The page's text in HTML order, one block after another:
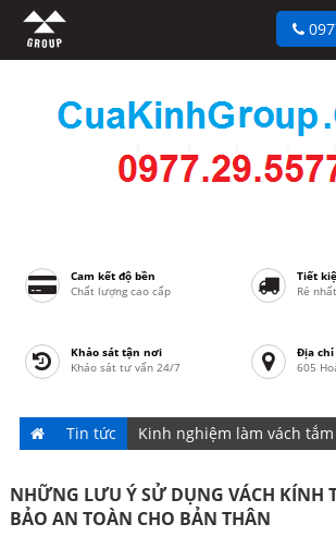
Cam kết độ bền
Chất lượng cao cấp
Tiết
Rẻ
Khảo sát tận nơi
Khảo sát tư vấn 24/7
Địa
605
Tin tức Kinh nghiệm làm vách
NHỮNG LƯU Ý SỬ DỤNG VÁCH KÍNH
BẢO AN TOÀN CHO BẢN THÂN